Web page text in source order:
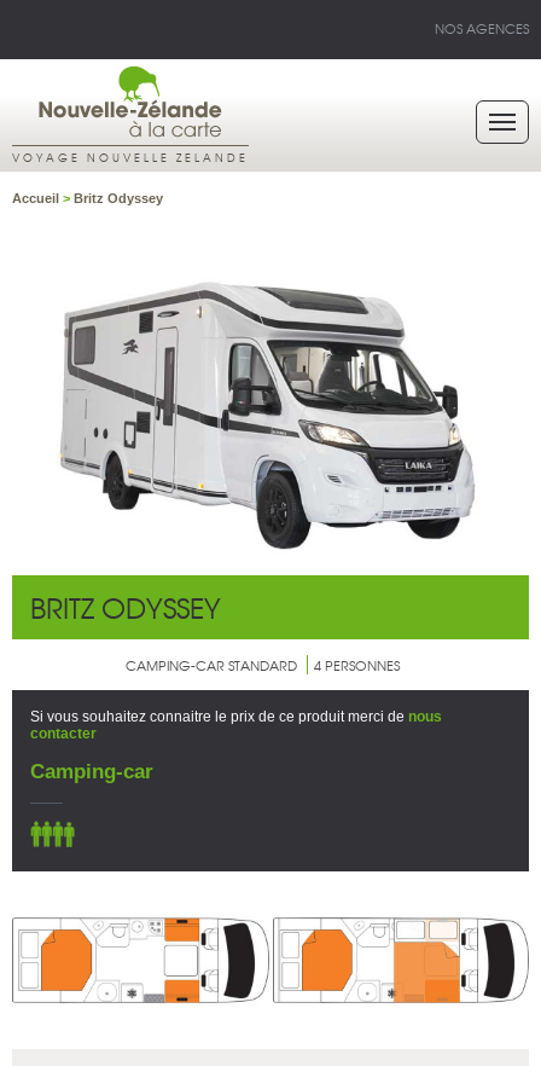
NOS AGENCES
VOYAGE NOUVELLE ZELANDE
Accueil > Britz Odyssey
BRITZ ODYSSEY
CAMPING-CAR STANDARD 4 PERSONNES
Si vous souhaitez connaitre le prix de ce produit merci de nous
contacter
Camping-car